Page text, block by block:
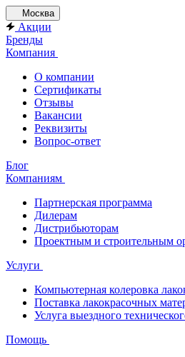
Москва
Акции
Бренды
Компания
О компании
Сертификаты
Отзывы
Вакансии
Реквизиты
Вопрос-ответ
Блог
Компаниям
Партнерская программа
Дилерам
Дистрибьюторам
Проектным и строительным
Услуги
Компьютерная колеровка
Поставка лакокрасочных
Услуга выездного
Помощь